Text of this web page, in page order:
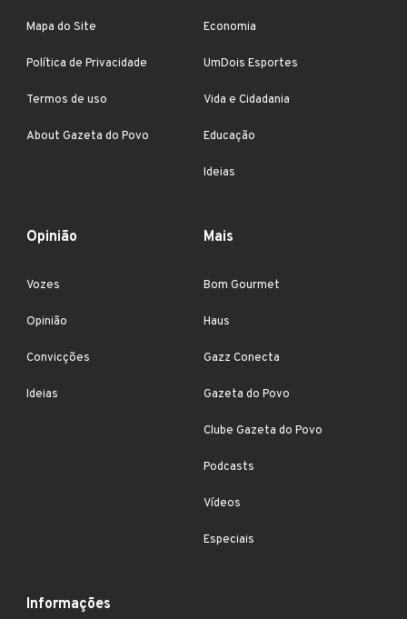
Mapa do Site
Política de Privacidade
Termos de uso
About Gazeta do Povo
Economia
UmDois Esportes
Vida e Cidadania
Educação
Ideias
Opinião
Vozes
Opinião
Convicções
Ideias
Mais
Bom Gourmet
Haus
Gazz Conecta
Gazeta do Povo
Clube Gazeta do Povo
Podcasts
Vídeos
Especiais
Informações